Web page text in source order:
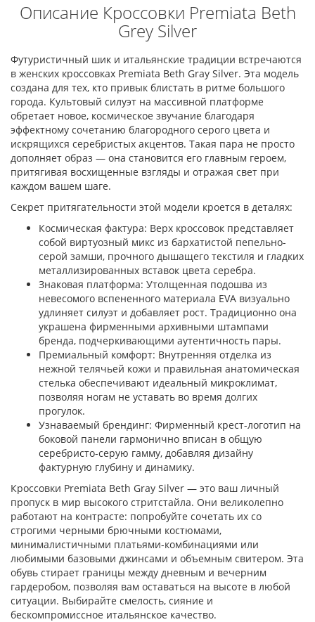
Описание Кроссовки Premiata Beth
Grey Silver
Футуристичный шик и итальянские традиции встречаются
в женских кроссовках Premiata Beth Gray Silver. Эта модель
создана для тех, кто привык блистать в ритме большого
города. Культовый силуэт на массивной платформе
обретает новое, космическое звучание благодаря
эффектному сочетанию благородного серого цвета и
искрящихся серебристых акцентов. Такая пара не просто
дополняет образ — она становится его главным героем,
притягивая восхищенные взгляды и отражая свет при
каждом вашем шаге.
Секрет притягательности этой модели кроется в деталях:
Космическая фактура: Верх кроссовок представляет
собой виртуозный микс из бархатистой пепельно-
серой замши, прочного дышащего текстиля и гладких
металлизированных вставок цвета серебра.
Знаковая платформа: Утолщенная подошва из
невесомого вспененного материала EVA визуально
удлиняет силуэт и добавляет рост. Традиционно она
украшена фирменными архивными штампами
бренда, подчеркивающими аутентичность пары.
Премиальный комфорт: Внутренняя отделка из
нежной телячьей кожи и правильная анатомическая
стелька обеспечивают идеальный микроклимат,
позволяя ногам не уставать во время долгих
прогулок.
Узнаваемый брендинг: Фирменный крест-логотип на
боковой панели гармонично вписан в общую
серебристо-серую гамму, добавляя дизайну
фактурную глубину и динамику.
Кроссовки Premiata Beth Gray Silver — это ваш личный
пропуск в мир высокого стритстайла. Они великолепно
работают на контрасте: попробуйте сочетать их со
строгими черными брючными костюмами,
минималистичными платьями-комбинациями или
любимыми базовыми джинсами и объемным свитером. Эта
обувь стирает границы между дневным и вечерним
гардеробом, позволяя вам оставаться на высоте в любой
ситуации. Выбирайте смелость, сияние и
бескомпромиссное итальянское качество.